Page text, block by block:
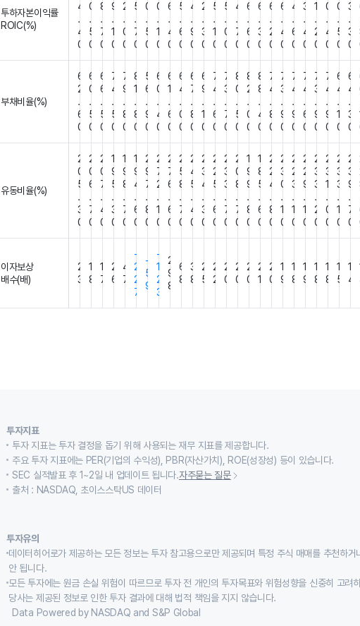
투하자본이익률
ROIC(%)
4
.
4
0
0
.
5
0
8
.
7
0
9
.
1
0
2
.
0
0
5
.
7
0
0
.
5
0
0
.
1
0
6
.
4
0
5
.
6
0
4
.
9
0
2
.
3
0
5
.
1
0
5
.
0
0
4
.
7
0
6
.
6
0
6
.
3
0
6
.
2
0
6
.
4
0
4
.
6
0
3
.
4
0
1
.
2
0
0
.
4
0
0
.
5
0
3
.
3
0
부채비율(%)
6
2
.
6
0
6
0
.
5
0
6
6
.
5
0
7
4
.
5
0
7
9
.
8
0
8
1
.
8
0
5
6
.
9
0
6
0
.
4
0
6
1
.
6
0
6
4
.
0
0
6
7
.
8
0
6
9
.
1
0
7
4
.
6
0
7
3
.
7
0
8
0
.
5
0
8
2
.
0
0
8
8
.
4
0
7
4
.
8
0
7
3
.
9
0
7
4
.
9
0
7
4
.
6
0
7
3
.
9
0
7
4
.
9
0
6
4
.
1
0
6
4
.
3
0
유동비율(%)
2
0
5
.
3
0
2
0
6
.
7
0
2
0
7
.
4
0
1
9
5
.
3
0
1
9
8
.
7
0
1
9
4
.
6
0
2
9
7
.
8
0
2
7
2
.
1
0
2
7
6
.
6
0
2
5
8
.
7
0
2
4
5
.
4
0
2
3
4
.
3
0
2
2
5
.
6
0
2
3
3
.
7
0
2
0
8
.
7
0
1
9
9
.
8
0
1
8
5
.
6
0
2
2
4
.
8
0
2
3
0
.
1
0
2
2
3
.
1
0
2
2
9
.
1
0
2
3
3
.
2
0
2
3
1
.
0
0
2
3
3
.
1
0
2
3
9
.
7
0
이자보상
배수(배)
2
3
1
8
1
7
2
6
4
7
-
2
2
7
-
5
9
-
1
2
3
2
9
8
6
8
3
8
2
5
2
2
2
0
2
0
2
0
2
1
2
0
1
9
1
8
1
9
1
8
1
8
1
5
1
4
투자지표
투자 지표는 투자 결정을 돕기 위해 사용되는 재무 지표를 제공합니다.
주요 투자 지표에는 PER(기업의 수익성), PBR(자산가치), ROE(성장성) 등이 있습니다.
SEC 실적발표 후 1~2일 내 업데이트 됩니다.자주묻는 질문
출처 : NASDAQ, 초이스스탁US 데이터
투자유의
데이터히어로가 제공하는 모든 정보는 투자 참고용으로만 제공되며 특정 주식 매매를 추천하
안 됩니다.
모든 투자에는 원금 손실 위험이 따르므로 투자 전 개인의 투자목표와 위험성향을 신중히 고려
당사는 제공된 정보로 인한 투자 결과에 대해 법적 책임을 지지 않습니다.
Data Powered by NASDAQ and S&P Global